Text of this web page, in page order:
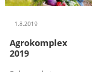
1.8.2019
Agrokomplex
2019